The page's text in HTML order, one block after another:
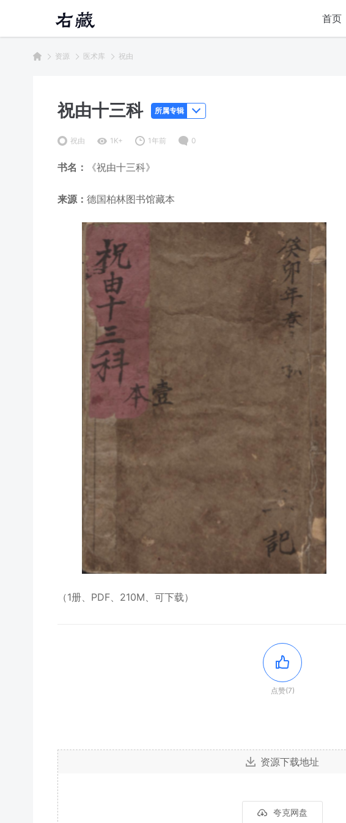
首页
资源 医术库 祝由
祝由十三科 所属专辑
祝由 1K+ 1年前 0
书名： 《祝由十三科》
来源： 德国柏林图书馆藏本
（1册、PDF、210M、可下载）
点赞(7)
资源下载地址
夸克网盘